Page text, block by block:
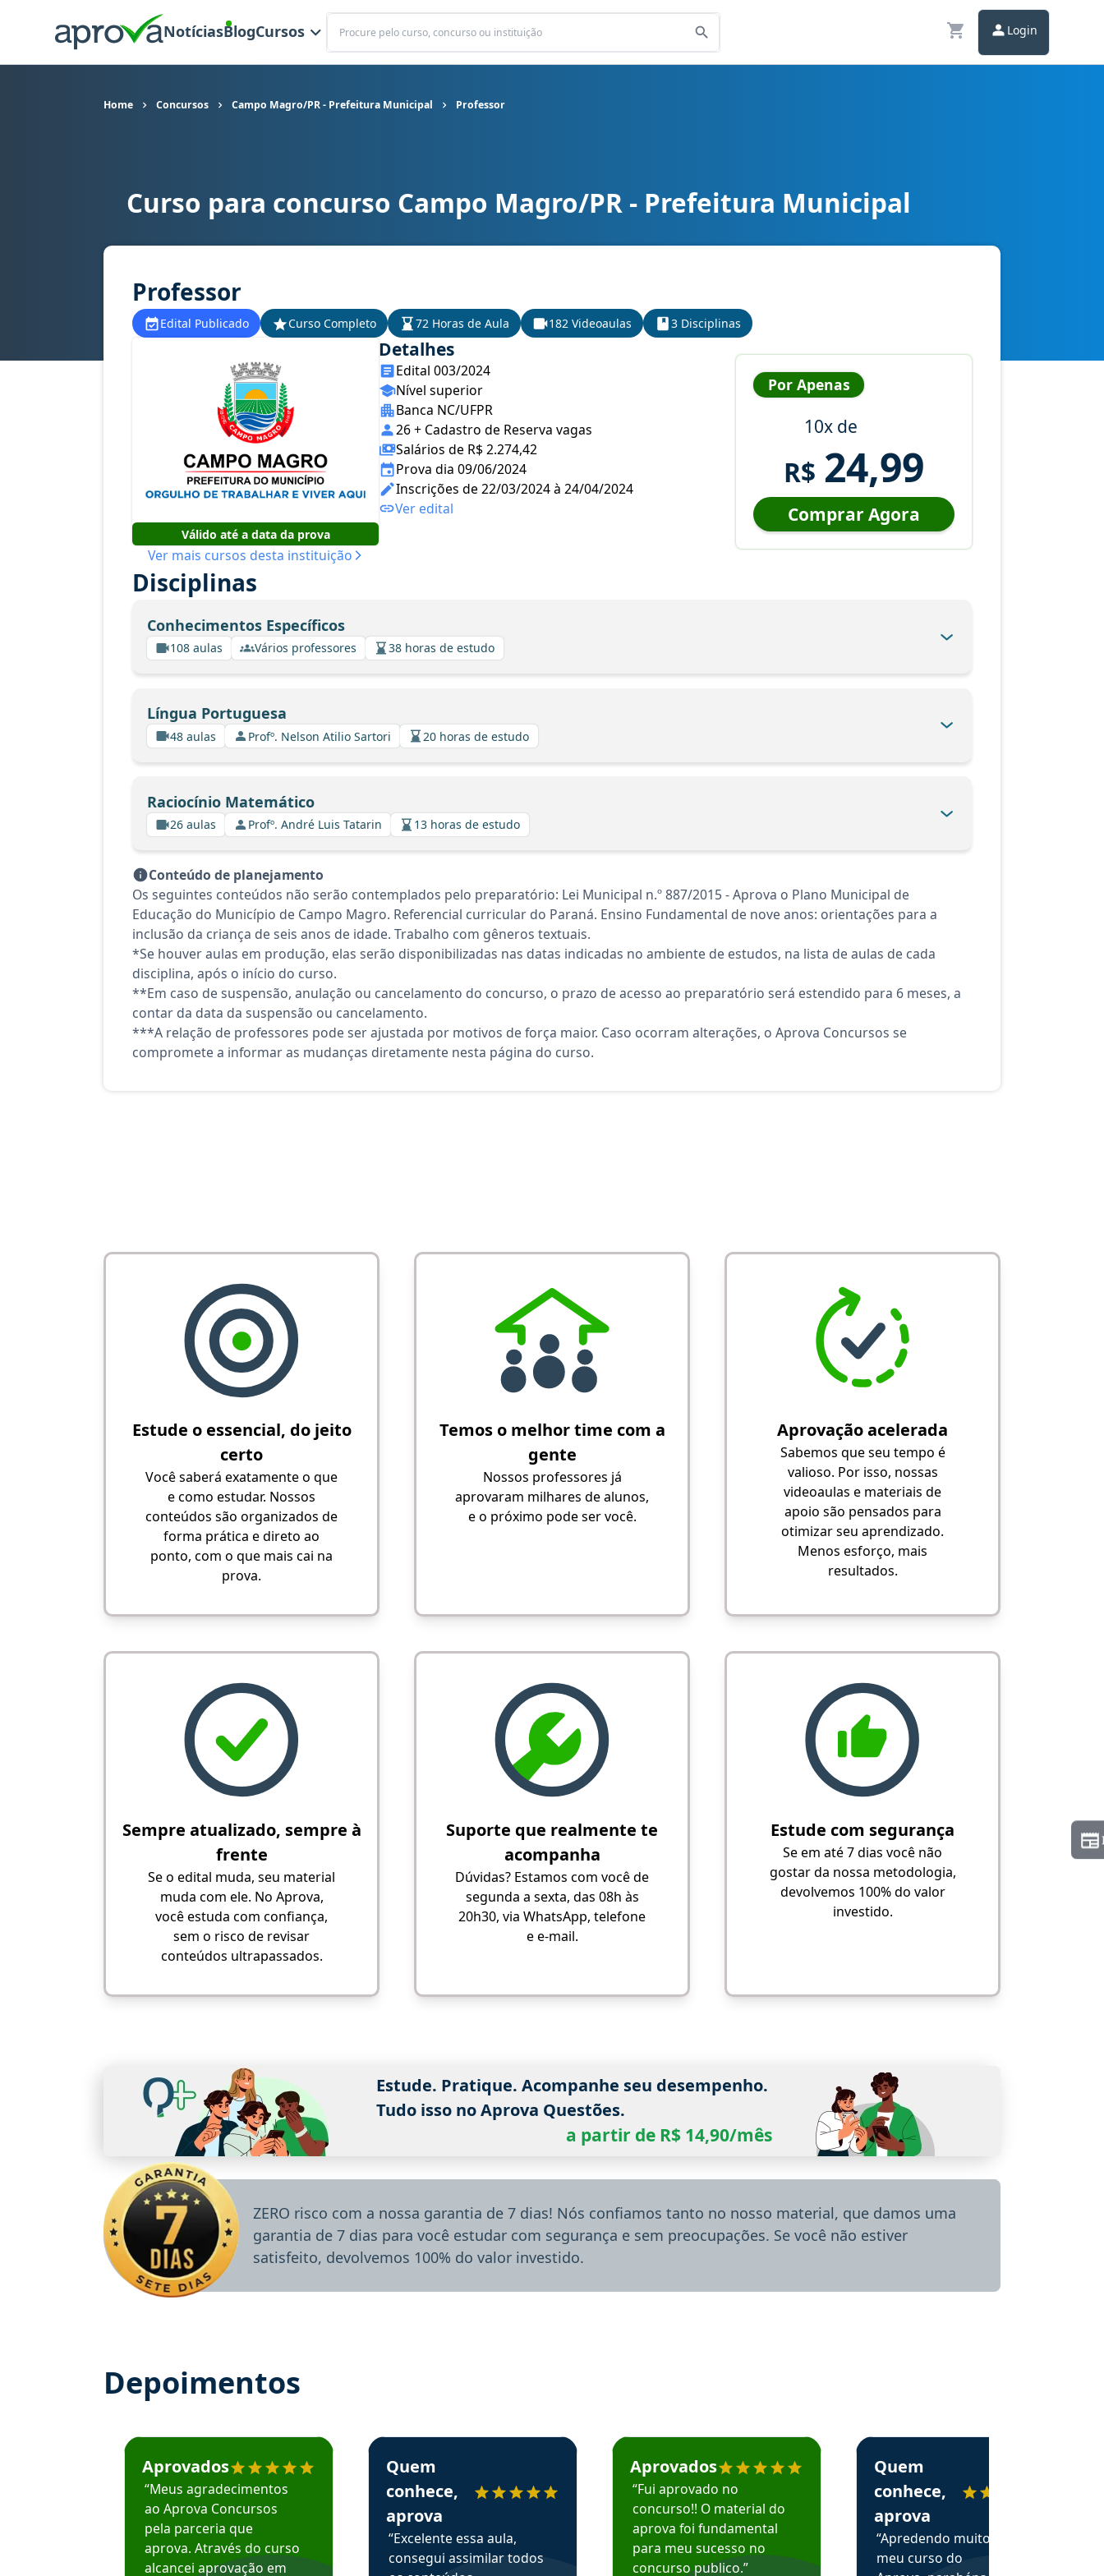
NotíciasBlogCursos
Buscar
Login
Home Concursos Campo Magro/PR - Prefeitura Municipal Professor
Curso para concurso Campo Magro/PR - Prefeitura Municipal cargo Professor
Curso para concurso Campo Magro/PR - Prefeitura Municipal
Professor
Edital Publicado Curso Completo 72 Horas de Aula 182 Videoaulas 3 Disciplinas
Válido até a data da prova
Ver mais cursos desta instituição
Detalhes
Edital 003/2024
Nível superior
Banca NC/UFPR
26 + Cadastro de Reserva vagas
Salários de R$ 2.274,42
Prova dia 09/06/2024
Inscrições de 22/03/2024 à 24/04/2024
Ver edital
Por Apenas
10x de
R$ 24,99
Comprar Agora
Disciplinas
Conhecimentos Específicos
108 aulas Vários professores 38 horas de estudo
Língua Portuguesa
48 aulas Profº. Nelson Atilio Sartori 20 horas de estudo
Raciocínio Matemático
26 aulas Profº. André Luis Tatarin 13 horas de estudo
Conteúdo de planejamento
Os seguintes conteúdos não serão contemplados pelo preparatório: Lei Municipal n.º 887/2015 - Aprova o Plano Municipal de
Educação do Município de Campo Magro. Referencial curricular do Paraná. Ensino Fundamental de nove anos: orientações para a
inclusão da criança de seis anos de idade. Trabalho com gêneros textuais.
*Se houver aulas em produção, elas serão disponibilizadas nas datas indicadas no ambiente de estudos, na lista de aulas de cada
disciplina, após o início do curso.
**Em caso de suspensão, anulação ou cancelamento do concurso, o prazo de acesso ao preparatório será estendido para 6 meses, a
contar da data da suspensão ou cancelamento.
***A relação de professores pode ser ajustada por motivos de força maior. Caso ocorram alterações, o Aprova Concursos se
compromete a informar as mudanças diretamente nesta página do curso.
Estude o essencial, do jeito
certo
Você saberá exatamente o que
e como estudar. Nossos
conteúdos são organizados de
forma prática e direto ao
ponto, com o que mais cai na
prova.
Temos o melhor time com a
gente
Nossos professores já
aprovaram milhares de alunos,
e o próximo pode ser você.
Aprovação acelerada
Sabemos que seu tempo é
valioso. Por isso, nossas
videoaulas e materiais de
apoio são pensados para
otimizar seu aprendizado.
Menos esforço, mais
resultados.
Sempre atualizado, sempre à
frente
Se o edital muda, seu material
muda com ele. No Aprova,
você estuda com confiança,
sem o risco de revisar
conteúdos ultrapassados.
Suporte que realmente te
acompanha
Dúvidas? Estamos com você de
segunda a sexta, das 08h às
20h30, via WhatsApp, telefone
e e-mail.
Estude com segurança
Se em até 7 dias você não
gostar da nossa metodologia,
devolvemos 100% do valor
investido.
Estude. Pratique. Acompanhe seu desempenho.
Tudo isso no Aprova Questões.
a partir de R$ 14,90/mês
ZERO risco com a nossa garantia de 7 dias! Nós confiamos tanto no nosso material, que damos uma
garantia de 7 dias para você estudar com segurança e sem preocupações. Se você não estiver
satisfeito, devolvemos 100% do valor investido.
Depoimentos
Estudante José recomenda o Aprova Concursos em depoimento
Aprovados
“Meus agradecimentos
ao Aprova Concursos
pela parceria que
aprova. Através do curso
alcancei aprovação em
Estudante Sergio recomenda o Aprova Concursos em depoimento
Quem
conhece,
aprova
“Excelente essa aula,
consegui assimilar todos
Estudante Mário recomenda o Aprova Concursos em depoimento
Aprovados
“Fui aprovado no
concurso!! O material do
aprova foi fundamental
para meu sucesso no
concurso publico.”
Estudante Alessandra recomenda o Aprova
Quem
conhece,
aprova
“Apredendo muito no
meu curso do